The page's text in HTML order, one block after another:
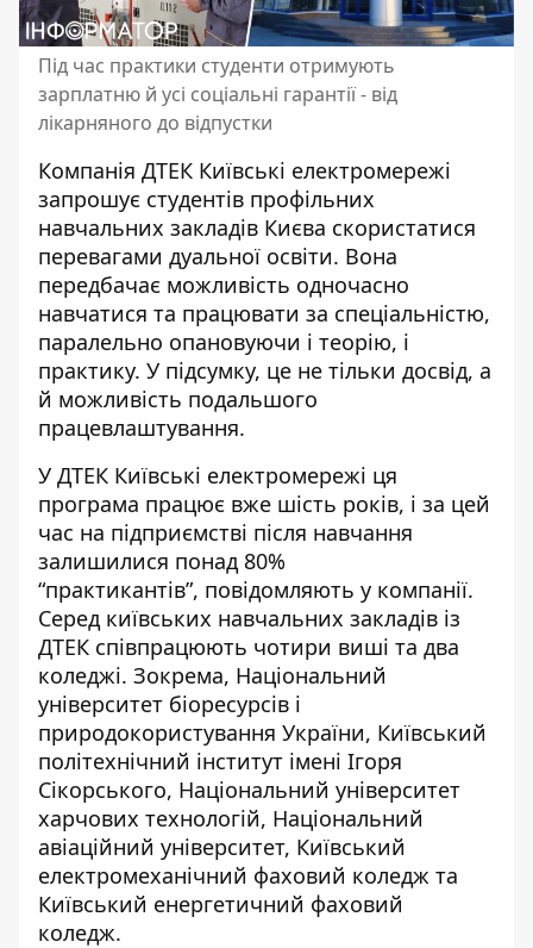
Під час практики студенти отримують
зарплатню й усі соціальні гарантії - від
лікарняного до відпустки
Компанія ДТЕК Київські електромережі
запрошує студентів профільних
навчальних закладів Києва скористатися
перевагами дуальної освіти. Вона
передбачає можливість одночасно
навчатися та працювати за спеціальністю,
паралельно опановуючи і теорію, і
практику. У підсумку, це не тільки досвід, а
й можливість подальшого
працевлаштування.
У ДТЕК Київські електромережі ця
програма працює вже шість років, і за цей
час на підприємстві після навчання
залишилися понад 80%
“практикантів”, повідомляють у компанії.
Серед київських навчальних закладів із
ДТЕК співпрацюють чотири виші та два
коледжі. Зокрема, Національний
університет біоресурсів і
природокористування України, Київський
політехнічний інститут імені Ігоря
Сікорського, Національний університет
харчових технологій, Національний
авіаційний університет, Київський
електромеханічний фаховий коледж та
Київський енергетичний фаховий
коледж.